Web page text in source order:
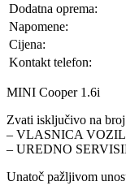
Dodatna oprema:
Napomene:
Cijena:
Kontakt telefon:
MINI Cooper 1.6i
Zvati isključivo na
– VLASNICA
– UREDNO
Unatoč pažljivom